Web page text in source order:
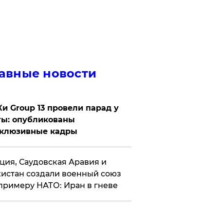
новости
Group 13 провели парад у
опубликованы
кадры
Саудовская Аравия и
создали военный союз
НАТО: Иран в гневе